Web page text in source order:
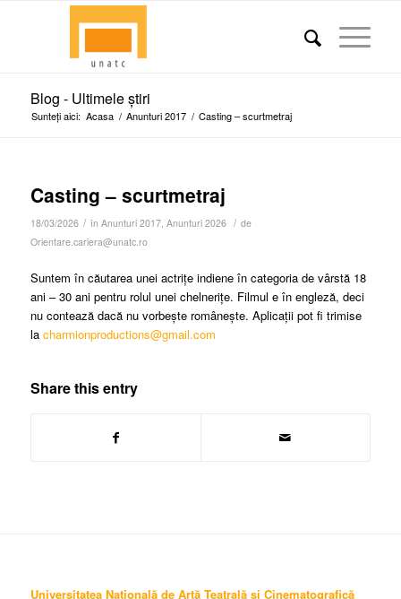
Blog - Ultimele știri
Sunteți aici: Acasa / Anunturi 2017 / Casting – scurtmetraj
Casting – scurtmetraj
18/03/2026 / în Anunturi 2017, Anunturi 2026 / de
Orientare.cariera@unatc.ro
Suntem în căutarea unei actrițe indiene în categoria de vârstă 18
ani – 30 ani pentru rolul unei chelnerițe. Filmul e în engleză, deci
nu contează dacă nu vorbește românește. Aplicații pot fi trimise
la charmionproductions@gmail.com
Share this entry
Universitatea Națională de Artă Teatrală și Cinematografică